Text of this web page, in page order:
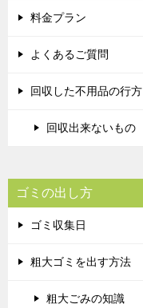
料金プラン
よくあるご質問
回収した不用品の行方
回収出来ないもの
ゴミの出し方
ゴミ収集日
粗大ゴミを出す方法
粗大ごみの知識